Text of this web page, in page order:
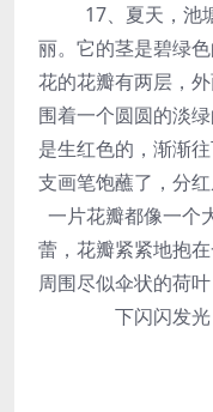
17、夏天，池塘
丽。它的茎是碧绿
花的花瓣有两层，
围着一个圆圆的淡
是生红色的，渐渐
支画笔饱蘸了，分
一片花瓣都像一个
蕾，花瓣紧紧地抱
周围尽似伞状的荷
下闪闪发光